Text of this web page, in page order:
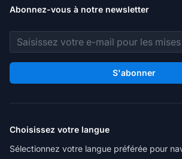
Abonnez-vous à notre newsletter
Adresse e-mail
S'abonner
Choisissez votre langue
Sélectionnez votre langue préférée pour